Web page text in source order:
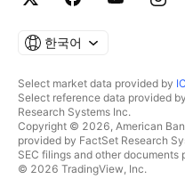
한국어
Select market data provided by
Select reference data provided
Research Systems Inc.
Copyright © 2026, American
provided by FactSet Research
SEC filings and other documents
© 2026 TradingView, Inc.